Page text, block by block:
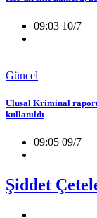
09:03 10/7
Güncel
Ulusal Kriminal
kullanıldı
09:05 09/7
Şiddet